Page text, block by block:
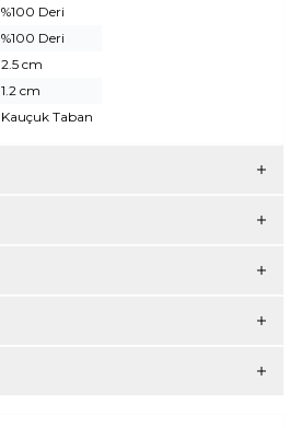
%100 Deri
%100 Deri
2.5 cm
1.2 cm
Kauçuk Taban